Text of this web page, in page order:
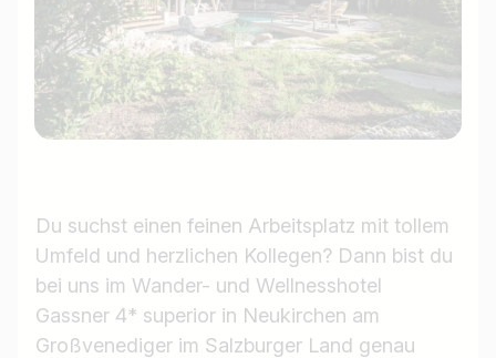
Du suchst einen feinen Arbeitsplatz mit tollem
Umfeld und herzlichen Kollegen? Dann bist du
bei uns im Wander- und Wellnesshotel
Gassner 4* superior in Neukirchen am
Großvenediger im Salzburger Land genau